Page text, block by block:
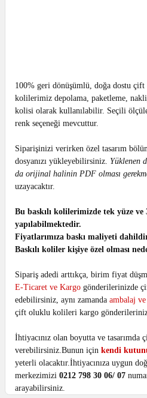
100% geri dönüşümlü, doğa dostu çift
kolilerimiz depolama, paketleme,
kolisi olarak kullanılabilir. Seçili
renk seçeneği mevcuttur.
Siparişinizi verirken özel tasarım
dosyanızı yükleyebilirsiniz. Yüklenen
da orijinal halinin PDF olması
uzayacaktır.
Bu baskılı kolilerimizde tek yüze ve
yapılabilmektedir.
Fiyatlarımıza baskı maliyeti
Baskılı koliler kişiye özel olması
Sipariş adedi arttıkça, birim fiyat
E-Ticaret ve Kargo gönderilerinizde
edebilirsiniz, aynı zamanda ambalaj
çift oluklu kolileri kargo
İhtiyacınız olan boyutta ve
verebilirsiniz.Bunun için kendi
yeterli olacaktır.İhtiyacınıza uygun
merkezimizi 0212 798 30 06/ 07
arayabilirsiniz.